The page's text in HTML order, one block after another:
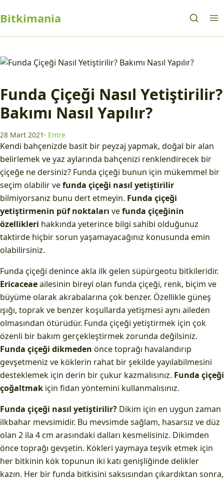
Bitkimania
Funda Çiçeği Nasıl Yetiştirilir?
Bakımı Nasıl Yapılır?
28 Mart 2021 · Emre
Kendi bahçenizde basit bir peyzaj yapmak, doğal bir alan
belirlemek ve yaz aylarında bahçenizi renklendirecek bir
çiçeğe ne dersiniz? Funda çiçeği bunun için mükemmel bir
seçim olabilir vefunda çiçeği nasıl yetiştirilir
bilmiyorsanız bunu dert etmeyin. Funda çiçeği
yetiştirmenin püf noktaları vefunda çiçeğinin
özellikleri hakkında yeterince bilgi sahibi olduğunuz
taktirde hiçbir sorun yaşamayacağınız konusunda emin
olabilirsiniz.
Funda çiçeği denince akla ilk gelen süpürgeotu bitkileridir.
Ericaceaeailesinin bireyi olan funda çiçeği, renk, biçim ve
büyüme olarak akrabalarına çok benzer. Özellikle güneş
ışığı, toprak ve benzer koşullarda yetişmesi aynı aileden
olmasından ötürüdür. Funda çiçeği yetiştirmek için çok
özenli bir bakım gerçekleştirmek zorunda değilsiniz.
Funda çiçeği dikmeden önce toprağı havalandırıp
gevşetmeniz ve köklerin rahat bir şekilde yayılabilmesini
desteklemek için derin bir çukur kazmalısınız. Funda çiçeği
çoğaltmak için fidan yöntemini kullanmalısınız.
Funda çiçeği nasıl yetiştirilir? Dikim için en uygun zaman
ilkbahar mevsimidir. Bu mevsimde sağlam, hasarsız ve düz
olan 2 ila 4 cm arasındaki dalları kesmelisiniz. Dikimden
önce toprağı gevşetin. Kökleri yaymaya teşvik etmek için
her bitkinin kök topunun iki katı genişliğinde delikler
kazın. Her bir funda bitkisini saksısından çıkardıktan sonra,